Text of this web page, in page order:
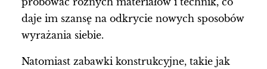
daje im szansę na odkrycie nowych sposobów
wyrażania siebie.
Natomiast zabawki konstrukcyjne, takie jak